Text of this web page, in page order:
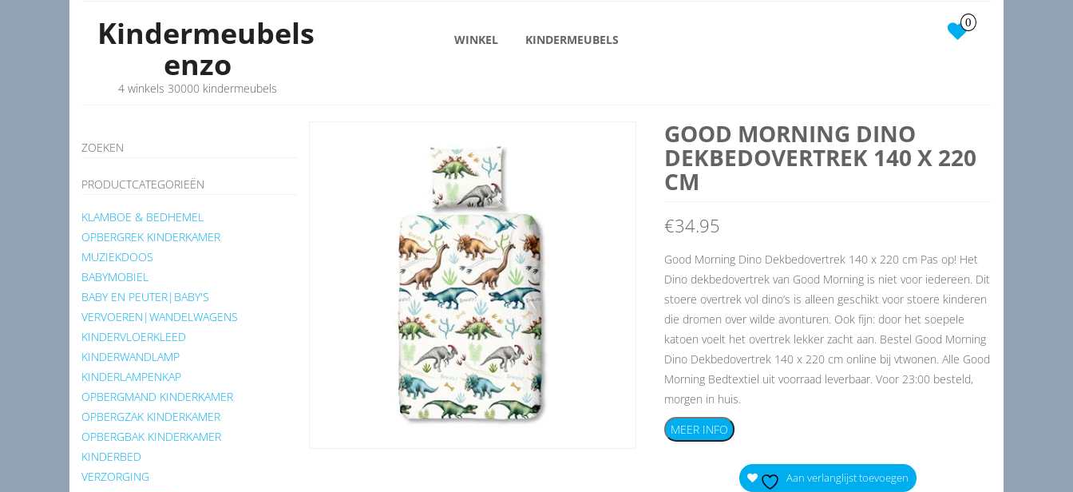
Kindermeubels
enzo
4 winkels 30000 kindermeubels
0
WINKEL KINDERMEUBELS
ZOEKEN
PRODUCTCATEGORIEËN
KLAMBOE & BEDHEMEL
OPBERGREK KINDERKAMER
MUZIEKDOOS
BABYMOBIEL
BABY EN PEUTER|BABY'S
VERVOEREN|WANDELWAGENS
KINDERVLOERKLEED
KINDERWANDLAMP
KINDERLAMPENKAP
OPBERGMAND KINDERKAMER
OPBERGZAK KINDERKAMER
OPBERGBAK KINDERKAMER
KINDERBED
VERZORGING
GOOD MORNING DINO
DEKBEDOVERTREK 140 X 220
CM
€34.95
Good Morning Dino Dekbedovertrek 140 x 220 cm Pas op! Het
Dino dekbedovertrek van Good Morning is niet voor iedereen. Dit
stoere overtrek vol dino’s is alleen geschikt voor stoere kinderen
die dromen over wilde avonturen. Ook fijn: door het soepele
katoen voelt het overtrek lekker zacht aan. Bestel Good Morning
Dino Dekbedovertrek 140 x 220 cm online bij vtwonen. Alle Good
Morning Bedtextiel uit voorraad leverbaar. Voor 23:00 besteld,
morgen in huis.
MEER INFO
Aan verlanglijst toevoegen